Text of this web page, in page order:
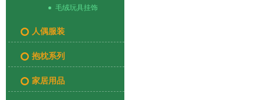
毛绒玩具挂饰
人偶服装
抱枕系列
家居用品